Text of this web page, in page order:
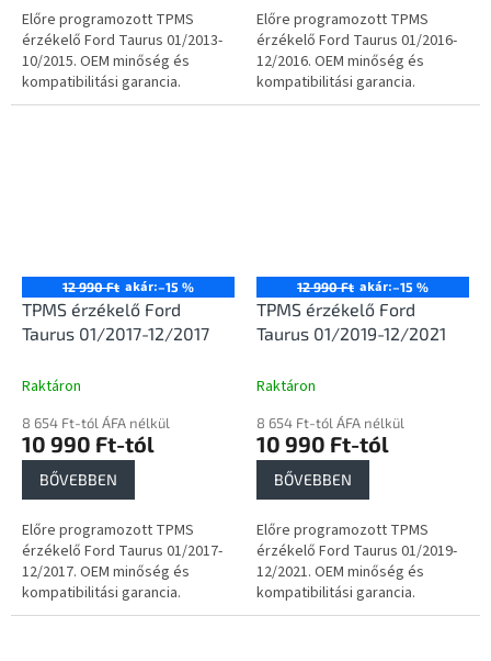
Előre programozott TPMS
érzékelő Ford Taurus 01/2013-
10/2015. OEM minőség és
kompatibilitási garancia.
Előre programozott TPMS
érzékelő Ford Taurus 01/2016-
12/2016. OEM minőség és
kompatibilitási garancia.
12 990 Ft akár:–15 %
TPMS érzékelő Ford
Taurus 01/2017-12/2017
Raktáron
8 654 Ft-tól ÁFA nélkül
10 990 Ft-tól
BŐVEBBEN
Előre programozott TPMS
érzékelő Ford Taurus 01/2017-
12/2017. OEM minőség és
kompatibilitási garancia.
12 990 Ft akár:–15 %
TPMS érzékelő Ford
Taurus 01/2019-12/2021
Raktáron
8 654 Ft-tól ÁFA nélkül
10 990 Ft-tól
BŐVEBBEN
Előre programozott TPMS
érzékelő Ford Taurus 01/2019-
12/2021. OEM minőség és
kompatibilitási garancia.